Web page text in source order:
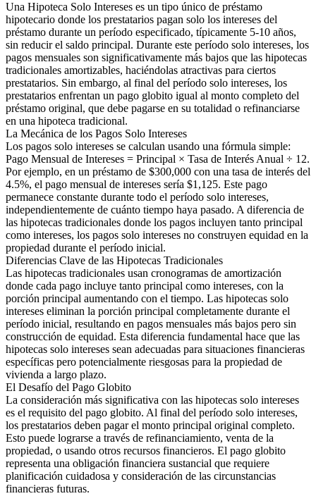
Una Hipoteca Solo Intereses es un tipo único de préstamo
hipotecario donde los prestatarios pagan solo los intereses del
préstamo durante un período especificado, típicamente 5-10 años,
sin reducir el saldo principal. Durante este período solo intereses, los
pagos mensuales son significativamente más bajos que las hipotecas
tradicionales amortizables, haciéndolas atractivas para ciertos
prestatarios. Sin embargo, al final del período solo intereses, los
prestatarios enfrentan un pago globito igual al monto completo del
préstamo original, que debe pagarse en su totalidad o refinanciarse
en una hipoteca tradicional.
La Mecánica de los Pagos Solo Intereses
Los pagos solo intereses se calculan usando una fórmula simple:
Pago Mensual de Intereses = Principal × Tasa de Interés Anual ÷ 12.
Por ejemplo, en un préstamo de $300,000 con una tasa de interés del
4.5%, el pago mensual de intereses sería $1,125. Este pago
permanece constante durante todo el período solo intereses,
independientemente de cuánto tiempo haya pasado. A diferencia de
las hipotecas tradicionales donde los pagos incluyen tanto principal
como intereses, los pagos solo intereses no construyen equidad en la
propiedad durante el período inicial.
Diferencias Clave de las Hipotecas Tradicionales
Las hipotecas tradicionales usan cronogramas de amortización
donde cada pago incluye tanto principal como intereses, con la
porción principal aumentando con el tiempo. Las hipotecas solo
intereses eliminan la porción principal completamente durante el
período inicial, resultando en pagos mensuales más bajos pero sin
construcción de equidad. Esta diferencia fundamental hace que las
hipotecas solo intereses sean adecuadas para situaciones financieras
específicas pero potencialmente riesgosas para la propiedad de
vivienda a largo plazo.
El Desafío del Pago Globito
La consideración más significativa con las hipotecas solo intereses
es el requisito del pago globito. Al final del período solo intereses,
los prestatarios deben pagar el monto principal original completo.
Esto puede lograrse a través de refinanciamiento, venta de la
propiedad, o usando otros recursos financieros. El pago globito
representa una obligación financiera sustancial que requiere
planificación cuidadosa y consideración de las circunstancias
financieras futuras.